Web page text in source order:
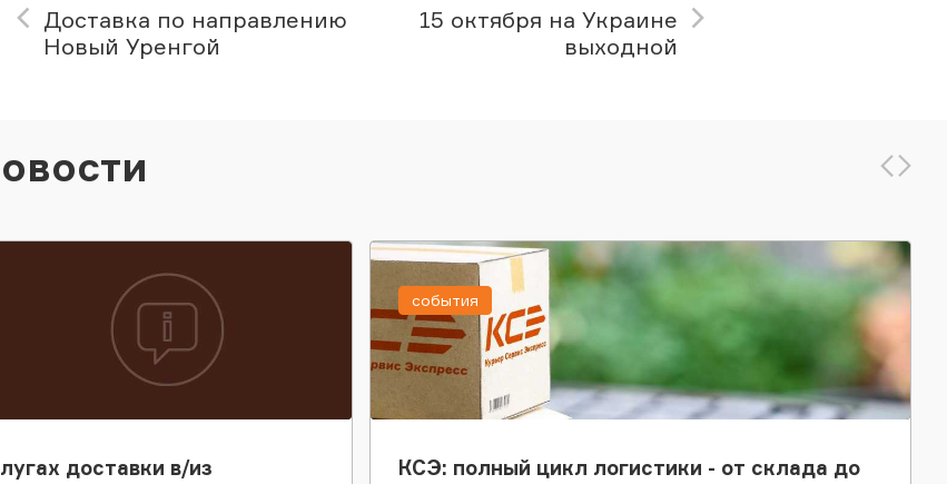
Доставка по направлению
Новый Уренгой
15 октября на Украине
выходной
доставки в/из
КСЭ: полный цикл логистики - от склада до
события